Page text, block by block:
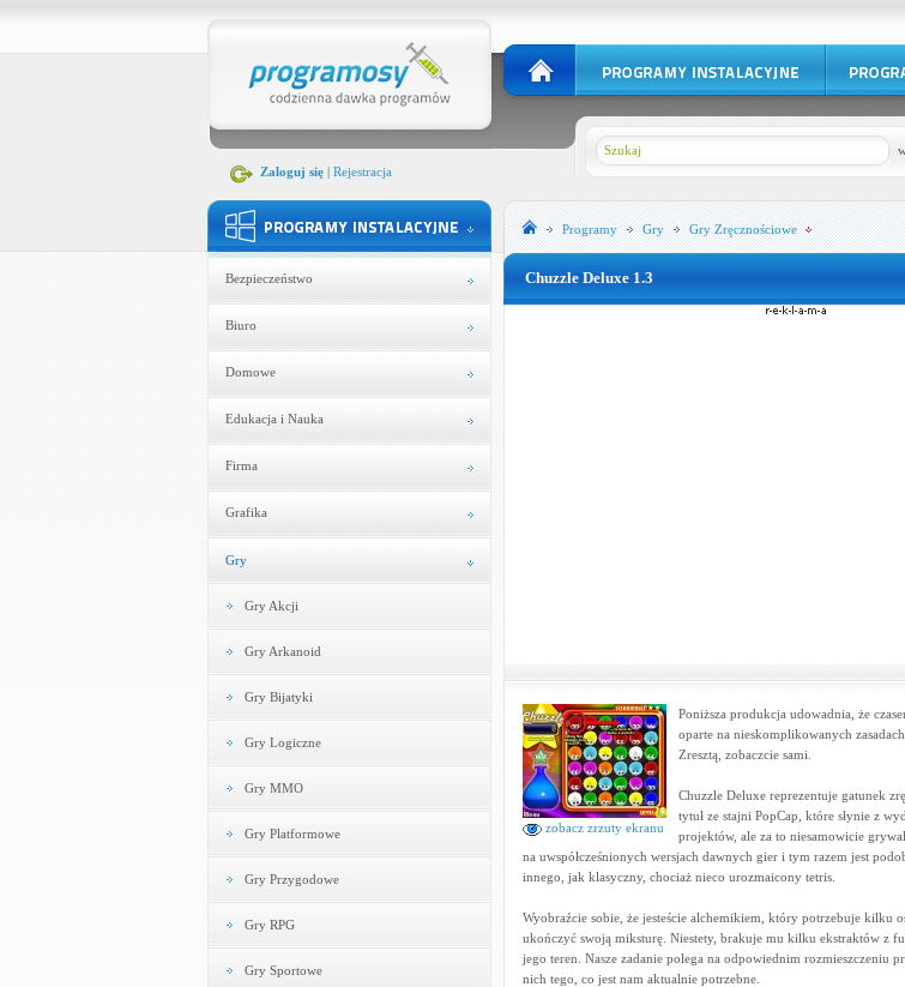
Zaloguj się| Rejestracja
Bezpieczeństwo
Biuro
Domowe
Edukacja i Nauka
Firma
Grafika
Gry
Gry Akcji
Gry Arkanoid
Gry Bijatyki
Gry Logiczne
Gry MMO
Gry Platformowe
Gry Przygodowe
Gry RPG
Gry Sportowe
Programy Gry Gry Zręcznościowe
Chuzzle Deluxe 1.3
zobacz zrzuty ekranu
Poniższa produkcja udowadnia, że
oparte na nieskomplikowanych
Zresztą, zobaczcie sami.
Chuzzle Deluxe reprezentuje gatunek
tytuł ze stajni PopCap, które słynie z
projektów, ale za to niesamowicie
na uwspółcześnionych wersjach dawnych gier i tym razem jest
innego, jak klasyczny, chociaż nieco urozmaicony tetris.
Wyobraźcie sobie, że jesteście alchemikiem, który potrzebuje kilku
ukończyć swoją miksturę. Niestety, brakuje mu kilku ekstraktów z
jego teren. Nasze zadanie polega na odpowiednim rozmieszczeniu
nich tego, co jest nam aktualnie potrzebne.